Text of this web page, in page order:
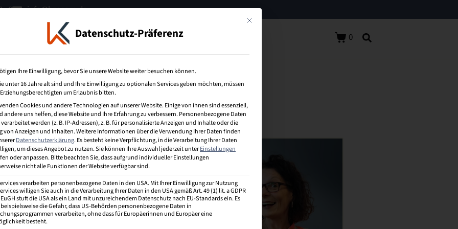
- 0 info@bzecom.de
IT-Weiterbildung Über uns 0
und beschreibt die Vorstellung davon, wie
werden kann. Dabei umfasst es die Art und
wie ein Unternehmen wirtschaftlich erfolgreich
Produkte oder Dienstleistungen, die
Bestandteile eines Geschäftsmodells sind:
Mit diesem Button wird der Dialog geschlossen. Seine Funktionalität ist identisch
Datenschutz-Präferenz
Ihre Einwilligung, bevor Sie unsere Website weiter besuchen können.
unter 16 Jahre alt sind und Ihre Einwilligung zu optionalen Services geben möchten, müssen
um Erlaubnis bitten.
Cookies und andere Technologien auf unserer Website. Einige von ihnen sind essenziell,
andere uns helfen, diese Website und Ihre Erfahrung zu verbessern.Personenbezogene Daten
werden (z. B. IP-Adressen), z. B. für personalisierte Anzeigen und Inhalte oder die
von Anzeigen und Inhalten.Weitere Informationen über die Verwendung Ihrer Daten finden
Datenschutzerklärung.Es besteht keine Verpflichtung, in die Verarbeitung Ihrer Daten
um dieses Angebot zu nutzen.Sie können Ihre Auswahl jederzeit unterEinstellungen
oder anpassen.Bitte beachten Sie, dass aufgrund individueller Einstellungen
nicht alle Funktionen der Website verfügbar sind.
verarbeiten personenbezogene Daten in den USA. Mit Ihrer Einwilligung zur Nutzung
willigen Sie auch in die Verarbeitung Ihrer Daten in den USA gemäß Art. 49 (1) lit. a GDPR
stuft die USA als ein Land mit unzureichendem Datenschutz nach EU-Standards ein. Es
die Gefahr, dass US-Behörden personenbezogene Daten in
verarbeiten, ohne dass für Europäerinnen und Europäer eine
besteht.